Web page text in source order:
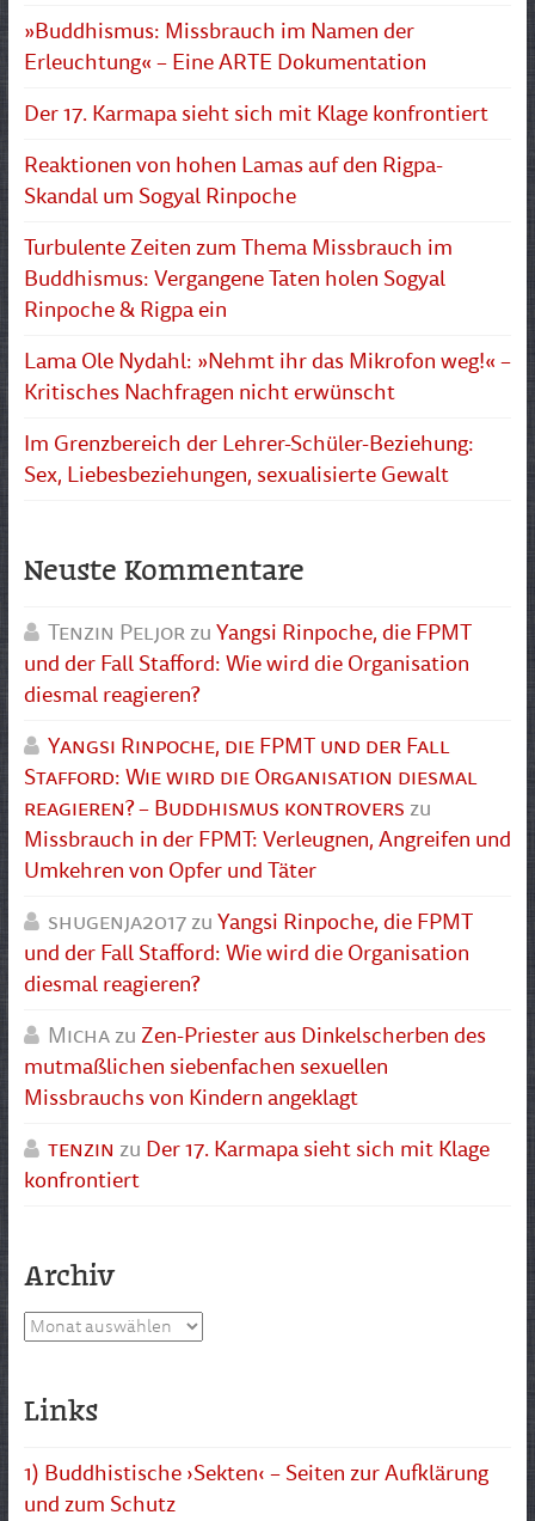
»Buddhismus: Missbrauch im Namen der
Erleuchtung« – Eine ARTE Dokumentation
Der 17. Karmapa sieht sich mit Klage konfrontiert
Reaktionen von hohen Lamas auf den Rigpa-
Skandal um Sogyal Rinpoche
Turbulente Zeiten zum Thema Missbrauch im
Buddhismus: Vergangene Taten holen Sogyal
Rinpoche & Rigpa ein
Lama Ole Nydahl: »Nehmt ihr das Mikrofon weg!« –
Kritisches Nachfragen nicht erwünscht
Im Grenzbereich der Lehrer-Schüler-Beziehung:
Sex, Liebesbeziehungen, sexualisierte Gewalt
Neuste Kommentare
Tenzin PeljorzuYangsi Rinpoche, die FPMT
und der Fall Stafford: Wie wird die Organisation
diesmal reagieren?
Yangsi Rinpoche, die FPMT und der Fall
Stafford: Wie wird die Organisation diesmal
reagieren? – Buddhismus kontrovers zu
Missbrauch in der FPMT: Verleugnen, Angreifen und
Umkehren von Opfer und Täter
shugenja2017zuYangsi Rinpoche, die FPMT
und der Fall Stafford: Wie wird die Organisation
diesmal reagieren?
MichazuZen-Priester aus Dinkelscherben des
mutmaßlichen siebenfachen sexuellen
Missbrauchs von Kindern angeklagt
tenzin zu Der 17. Karmapa sieht sich mit Klage
konfrontiert
Archiv
Archiv
Links
1) Buddhistische ›Sekten‹ – Seiten zur Aufklärung
und zum Schutz